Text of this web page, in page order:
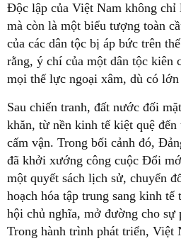
Độc lập của Việt Nam không
mà còn là một biểu tượng toàn
của các dân tộc bị áp bức trên
rằng, ý chí của một dân tộc kiên
mọi thế lực ngoại xâm, dù có lớn
Sau chiến tranh, đất nước đối
khăn, từ nền kinh tế kiệt quệ
cấm vận. Trong bối cảnh đó,
đã khởi xướng công cuộc Đổi
một quyết sách lịch sử, chuyển
hoạch hóa tập trung sang kinh
hội chủ nghĩa, mở đường cho sự
Trong hành trình phát triển, Việt